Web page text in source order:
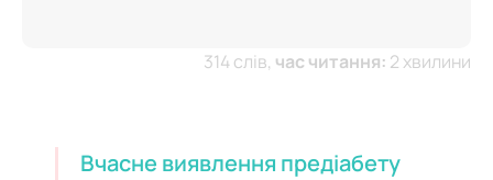
314 слів, час читання: 2 хвилини
Вчасне виявлення предіабету